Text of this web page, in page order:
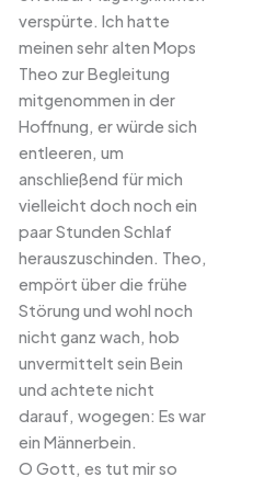
verspürte. Ich hatte
meinen sehr alten Mops
Theo zur Begleitung
mitgenommen in der
Hoffnung, er würde sich
entleeren, um
anschließend für mich
vielleicht doch noch ein
paar Stunden Schlaf
herauszuschinden. Theo,
empört über die frühe
Störung und wohl noch
nicht ganz wach, hob
unvermittelt sein Bein
und achtete nicht
darauf, wogegen: Es war
ein Männerbein.
O Gott, es tut mir so